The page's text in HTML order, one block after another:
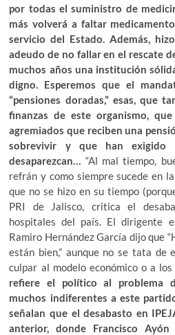
por todas el suministro de
más volverá a faltar
servicio del Estado. Además,
adeudo de no fallar en el rescate
muchos años una institución
digno. Esperemos que el
“pensiones doradas,” esas, que
finanzas de este organismo,
agremiados que reciben una
sobrevivir y que han exigido
desaparezcan… “Al mal tiempo,
refrán y como siempre sucede en
que no se hizo en su tiempo
PRI de Jalisco, critica el
hospitales del país. El dirigente
Ramiro Hernández García dijo que
están bien,” aunque no se tata de
culpar al modelo económico o a
refiere el político al problema
muchos indiferentes a este
señalan que el desabasto en
anterior, donde Francisco